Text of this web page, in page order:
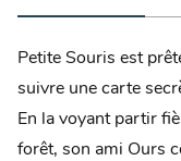
Petite Souris est
suivre une carte
En la voyant partir
forêt, son ami Ours